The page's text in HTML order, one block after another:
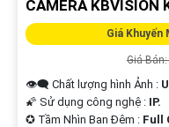
CAMERA
Giá Khuyến
Giá
👁️‍🗨 Chất lượng hình Ảnh :
🌠 Sử dụng công nghệ : IP.
✪ Tầm Nhìn Ban Đêm : Full